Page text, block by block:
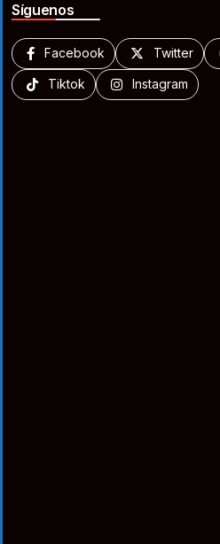
Síguenos
Facebook Twitter
Tiktok Instagram